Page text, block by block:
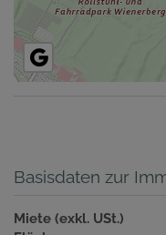
Basisdaten zur
Miete (exkl. USt.)